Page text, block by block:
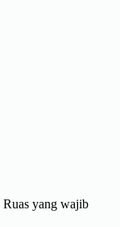
Ruas yang wajib